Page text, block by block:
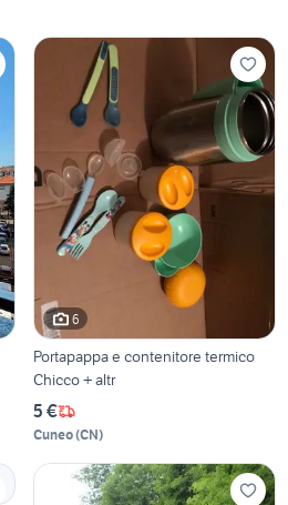
6
Portapappa e contenitore termico
Chicco + altr
5 €
Cuneo(CN)